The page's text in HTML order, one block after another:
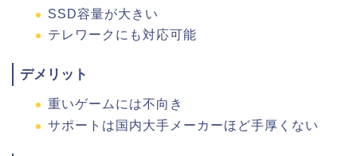
SSD容量が大きい
テレワークにも対応可能
デメリット
重いゲームには不向き
サポートは国内大手メーカーほど手厚くない